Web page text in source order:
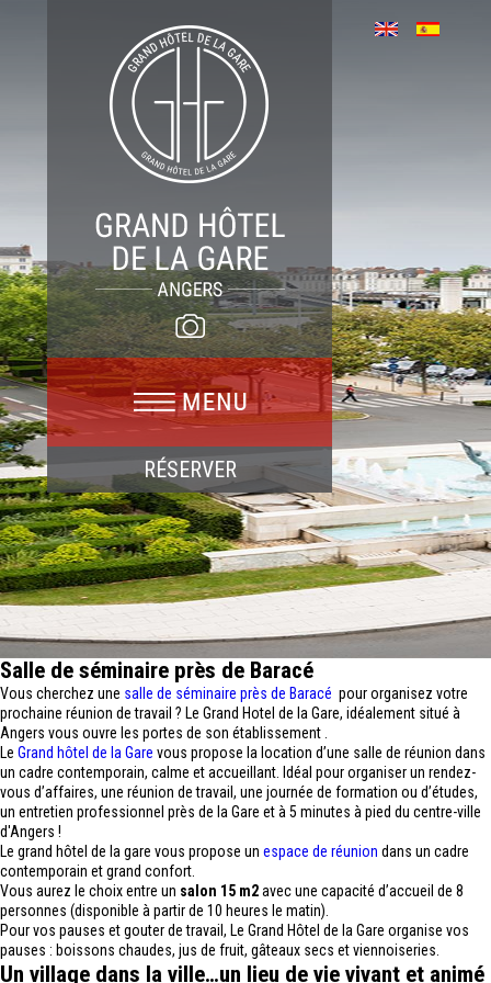
RÉSERVER
Salle de séminaire près de Baracé
Vous cherchez une salle de séminaire près de Baracé pour organisez votre
prochaine réunion de travail ? Le Grand Hotel de la Gare, idéalement situé à
Angers vous ouvre les portes de son établissement .
Le Grand hôtel de la Gare vous propose la location d’une salle de réunion dans
un cadre contemporain, calme et accueillant. Idéal pour organiser un rendez-
vous d’affaires, une réunion de travail, une journée de formation ou d’études,
un entretien professionnel près de la Gare et à 5 minutes à pied du centre-ville
d'Angers !
Le grand hôtel de la gare vous propose un espace de réunion dans un cadre
contemporain et grand confort.
Vous aurez le choix entre un salon 15 m2avec une capacité d’accueil de 8
personnes (disponible à partir de 10 heures le matin).
Pour vos pauses et gouter de travail, Le Grand Hôtel de la Gare organise vos
pauses : boissons chaudes, jus de fruit, gâteaux secs et viennoiseries.
Un village dans la ville…un lieu de vie vivant et animé